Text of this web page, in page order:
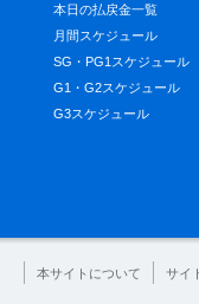
本日の払戻金一覧
月間スケジュール
SG・PG1スケジュール
G1・G2スケジュール
G3スケジュール
本サイトについて サイ